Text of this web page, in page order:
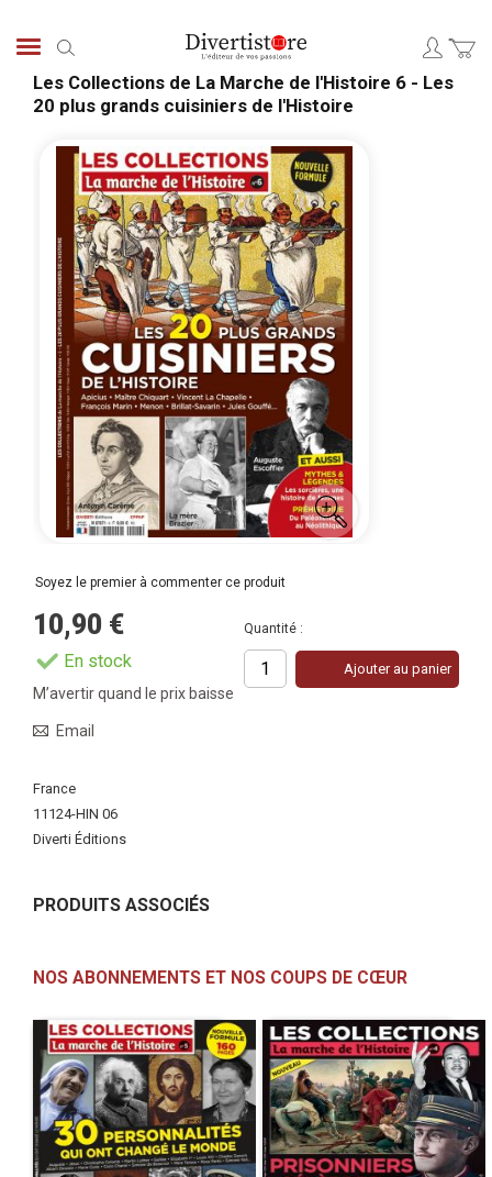
Les Collections de La Marche de l'Histoire 6 - Les
20 plus grands cuisiniers de l'Histoire
galerie
d’images
Soyez le premier à commenter ce produit
10,90 €
En stock
Quantité :
Ajouter au panier
M’avertir quand le prix baisse
Email
Plus
d'infos
France
11124-HIN 06
Diverti Éditions
PRODUITS ASSOCIÉS
NOS ABONNEMENTS ET NOS COUPS DE CŒUR